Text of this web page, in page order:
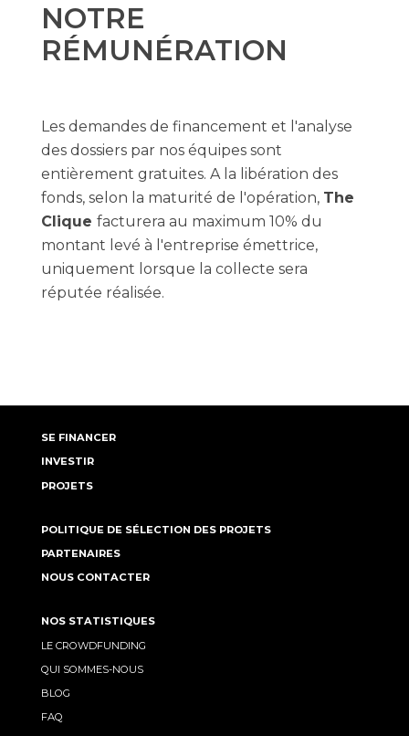
NOTRE
RÉMUNÉRATION
Les demandes de financement et l'analyse
des dossiers par nos équipes sont
entièrement gratuites. A la libération des
fonds, selon la maturité de l'opération, The
Clique facturera au maximum 10% du
montant levé à l'entreprise émettrice,
uniquement lorsque la collecte sera
réputée réalisée.
SE FINANCER
INVESTIR
PROJETS
POLITIQUE DE SÉLECTION DES PROJETS
PARTENAIRES
NOUS CONTACTER
NOS STATISTIQUES
LE CROWDFUNDING
QUI SOMMES-NOUS
BLOG
FAQ